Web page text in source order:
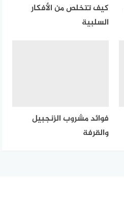
كيف تتخلص من الأفكار
السلبية
فوائد مشروب الزنجبيل
والقرفة